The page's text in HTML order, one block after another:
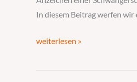
In diesem Beitrag werfen wir
die
weiterlesen »